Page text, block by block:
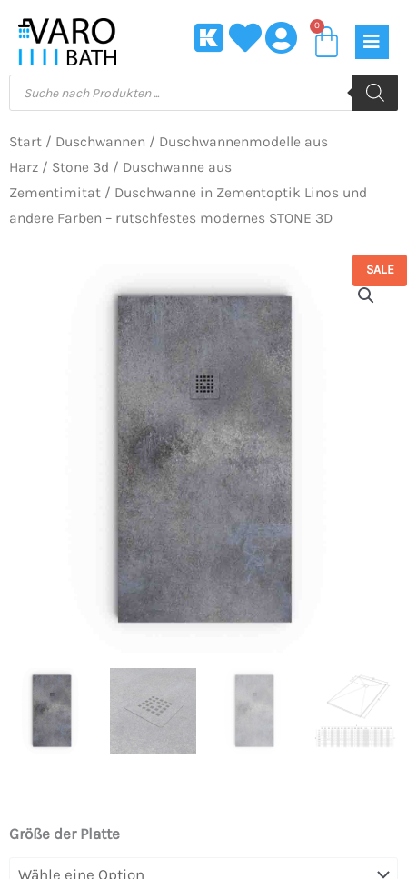
Inhalt
springen
0
Products
search
Start / Duschwannen / Duschwannenmodelle aus
Harz / Stone 3d / Duschwanne aus
Zementimitat / Duschwanne in Zementoptik Linos und
andere Farben – rutschfestes modernes STONE 3D
SALE
Größe der Platte
Duschwanne